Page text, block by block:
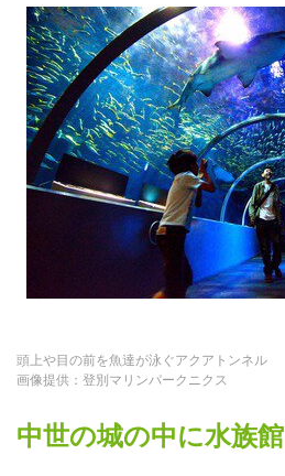
頭上や目の前を魚達が泳ぐアクアトンネル
画像提供：登別マリンパークニクス
中世の城の中に水族館